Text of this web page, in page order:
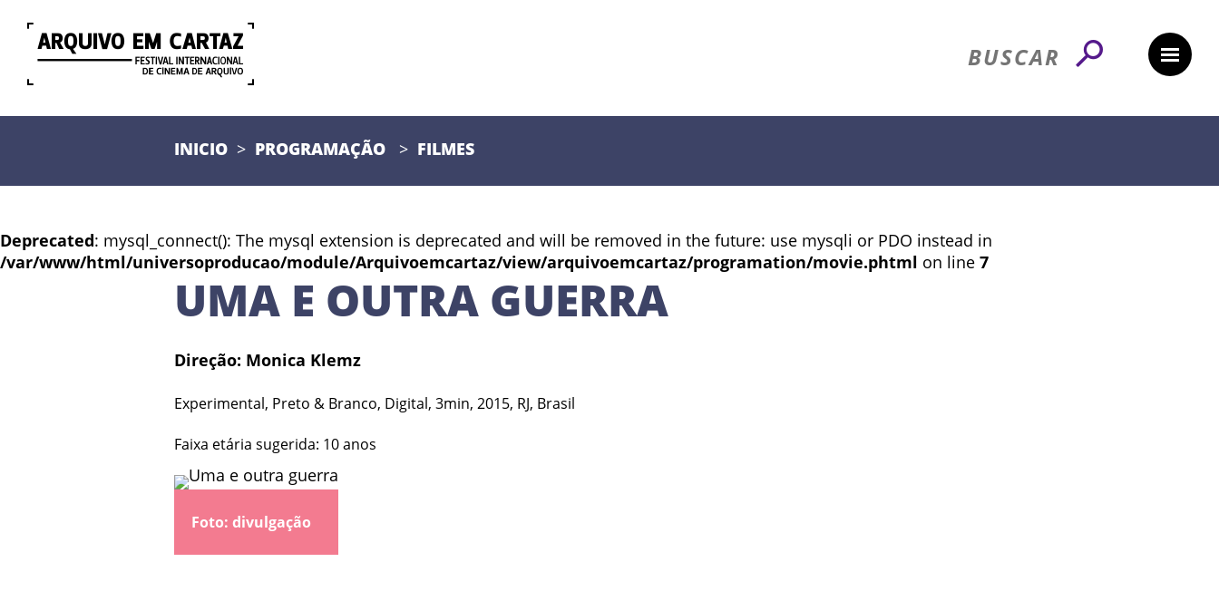
INICIO PROGRAMAÇÃO FILMES
Deprecated: mysql_connect(): The mysql extension is deprecated and will be removed in the future: use mysqli or PDO instead in
/var/www/html/universoproducao/module/Arquivoemcartaz/view/arquivoemcartaz/programation/movie.phtml on line 7
UMA E OUTRA GUERRA
Direção: Monica Klemz
Experimental, Preto & Branco, Digital, 3min, 2015, RJ, Brasil
Faixa etária sugerida: 10 anos
Foto: divulgação